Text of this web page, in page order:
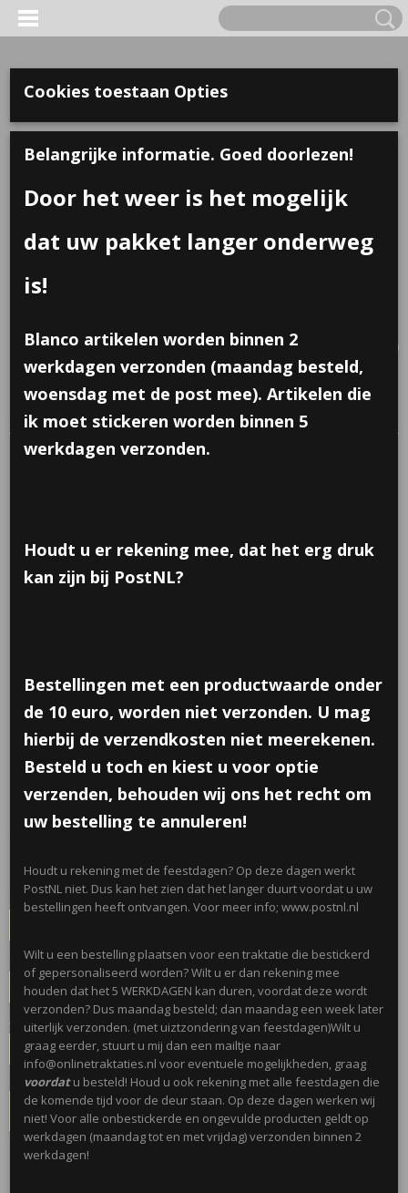
Geen producten
(0)
Home>Zakjes, doosjes & kaartjes >Bakjes, doosjes & Plexi>
Snoeppotje plexi
Snoeppotje plexi
€ 0,50 per stuk
Op voorraad- Levertijd 5 werkdagen
Sticker
Opmerkingen Sticker
Aantal
IN WINKELWAGEN
Omschrijving
Cookies toestaan Opties
Belangrijke informatie. Goed doorlezen!
Door het weer is het mogelijk
dat uw pakket langer onderweg
is!
Blanco artikelen worden binnen 2
werkdagen verzonden (maandag besteld,
woensdag met de post mee). Artikelen die
ik moet stickeren worden binnen 5
werkdagen verzonden.
Houdt u er rekening mee, dat het erg druk
kan zijn bij PostNL?
Bestellingen met een productwaarde onder
de 10 euro, worden niet verzonden. U mag
hierbij de verzendkosten niet meerekenen.
Besteld u toch en kiest u voor optie
verzenden, behouden wij ons het recht om
uw bestelling te annuleren!
Houdt u rekening met de feestdagen? Op deze dagen werkt
PostNL niet. Dus kan het zien dat het langer duurt voordat u uw
bestellingen heeft ontvangen. Voor meer info; www.postnl.nl
Wilt u een bestelling plaatsen voor een traktatie die bestickerd
of gepersonaliseerd worden? Wilt u er dan rekening mee
houden dat het 5 WERKDAGEN kan duren, voordat deze wordt
verzonden? Dus maandag besteld; dan maandag een week later
uiterlijk verzonden. (met uiztzondering van feestdagen)Wilt u
graag eerder, stuurt u mij dan een mailtje naar
info@onlinetraktaties.nl voor eventuele mogelijkheden, graag
voordatu besteld! Houd u ook rekening met alle feestdagen die
de komende tijd voor de deur staan. Op deze dagen werken wij
niet! Voor alle onbestickerde en ongevulde producten geldt op
werkdagen (maandag tot en met vrijdag) verzonden binnen 2
werkdagen!